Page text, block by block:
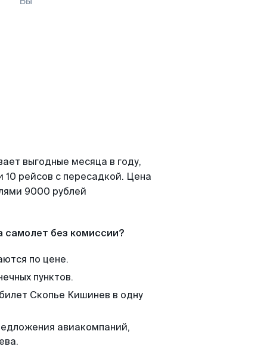
выгодные месяца в году,
рейсов с пересадкой. Цена
9000 рублей
самолет без комиссии?
по цене.
пунктов.
Скопье Кишинев в одну
авиакомпаний,